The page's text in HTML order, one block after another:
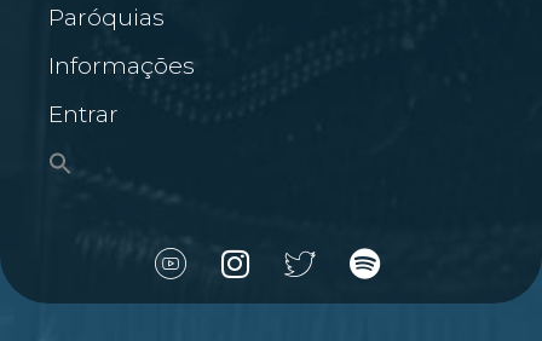
Paróquias
Informações
Entrar